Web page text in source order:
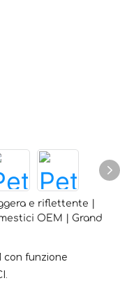
e riflettente |
OEM | Grand
con funzione